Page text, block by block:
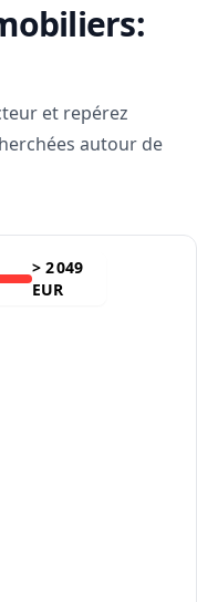
et repérez
autour de
> 2 049
EUR